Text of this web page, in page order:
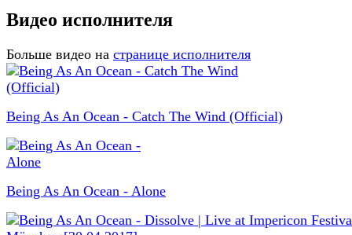
Видео исполнителя
Больше видео на странице исполнителя
Being As An Ocean - Catch The Wind (Official)
Being As An Ocean - Alone